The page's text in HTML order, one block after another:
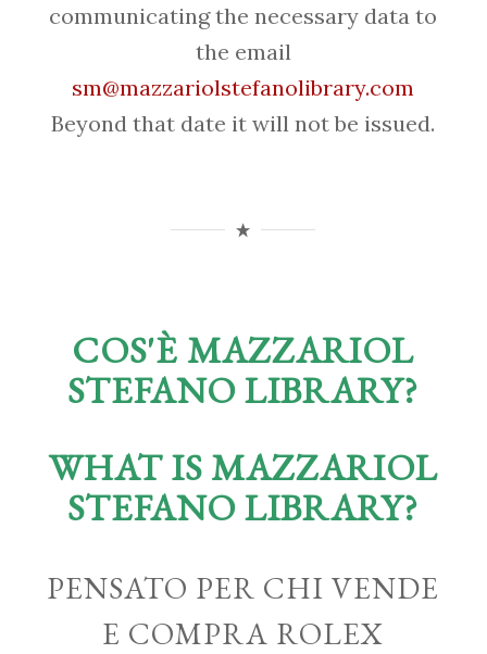
communicating the necessary data to
the email
sm@mazzariolstefanolibrary.com
Beyond that date it will not be issued.
COS'È MAZZARIOL
STEFANO LIBRARY?
WHAT IS MAZZARIOL
STEFANO LIBRARY?
PENSATO PER CHI VENDE
E COMPRA ROLEX